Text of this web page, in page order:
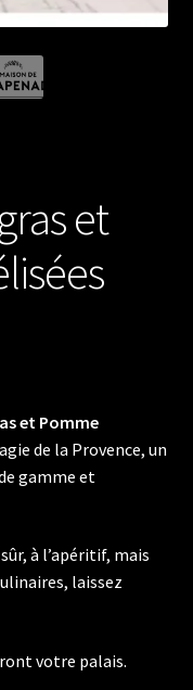
et
et Pomme
de la Provence, un
gamme et
à l’apéritif, mais
laissez
votre palais.